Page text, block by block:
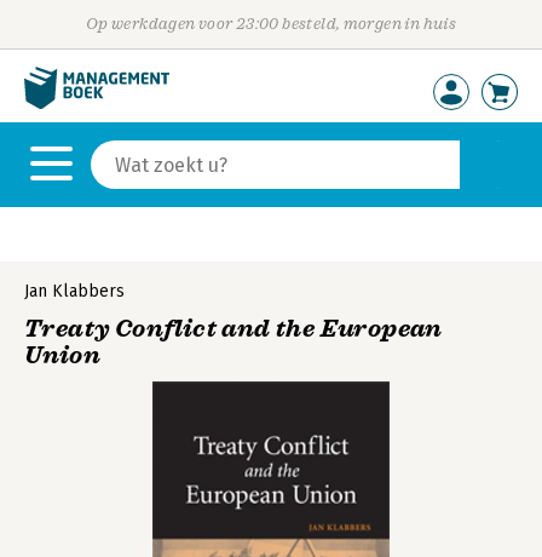
Op werkdagen voor 23:00 besteld, morgen in huis
Jan Klabbers
Treaty Conflict and the European
Union